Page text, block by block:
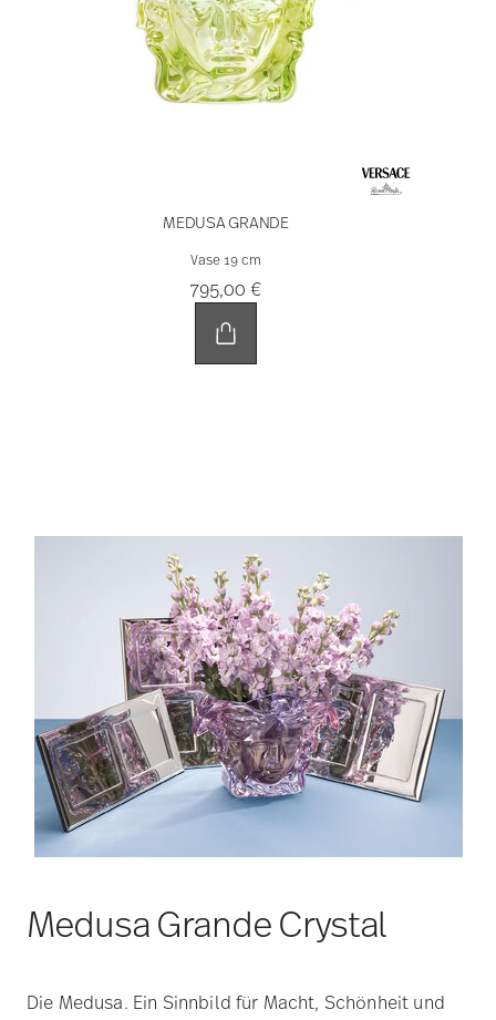
MEDUSA GRANDE
Vase 19 cm
795,00 €
Medusa Grande Crystal
Die Medusa. Ein Sinnbild für Macht, Schönheit und